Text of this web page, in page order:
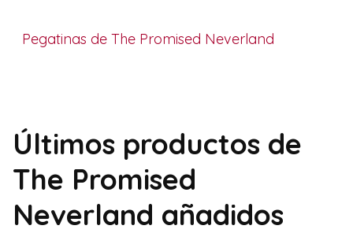
Pegatinas de The Promised Neverland
Últimos productos de
The Promised
Neverland añadidos